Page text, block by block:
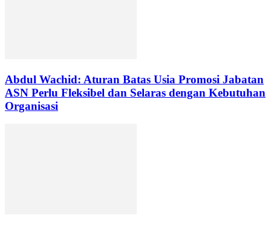
Abdul Wachid: Aturan Batas Usia Promosi Jabatan
ASN Perlu Fleksibel dan Selaras dengan Kebutuhan
Organisasi